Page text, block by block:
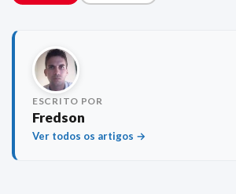
ESCRITO POR
Fredson
Ver todos os artigos →